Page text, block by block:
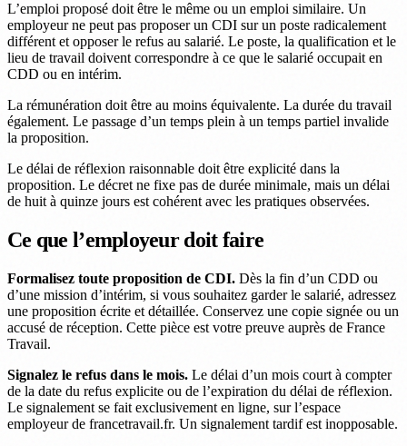
L’emploi proposé doit être le même ou un emploi similaire. Un
employeur ne peut pas proposer un CDI sur un poste radicalement
différent et opposer le refus au salarié. Le poste, la qualification et le
lieu de travail doivent correspondre à ce que le salarié occupait en
CDD ou en intérim.
La rémunération doit être au moins équivalente. La durée du travail
également. Le passage d’un temps plein à un temps partiel invalide
la proposition.
Le délai de réflexion raisonnable doit être explicité dans la
proposition. Le décret ne fixe pas de durée minimale, mais un délai
de huit à quinze jours est cohérent avec les pratiques observées.
Ce que l’employeur doit faire
Formalisez toute proposition de CDI. Dès la fin d’un CDD ou
d’une mission d’intérim, si vous souhaitez garder le salarié, adressez
une proposition écrite et détaillée. Conservez une copie signée ou un
accusé de réception. Cette pièce est votre preuve auprès de France
Travail.
Signalez le refus dans le mois. Le délai d’un mois court à compter
de la date du refus explicite ou de l’expiration du délai de réflexion.
Le signalement se fait exclusivement en ligne, sur l’espace
employeur de francetravail.fr. Un signalement tardif est inopposable.